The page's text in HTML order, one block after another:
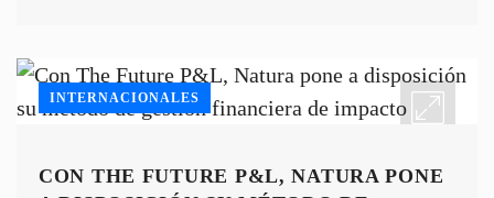
INTERNACIONALES
CON THE FUTURE P&L, NATURA PONE